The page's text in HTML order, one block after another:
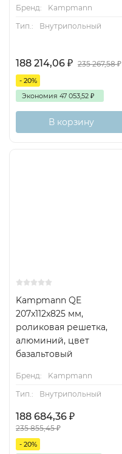
Бренд:
Kampmann
Тип.:
Внутрипольный
188 214,06 ₽ 235 267,58₽
- 20%
Экономия 47 053,52 ₽
В корзину
Kampmann QE
207x112x825 мм,
роликовая решетка,
алюминий, цвет
базальтовый
Бренд:
Kampmann
Тип.:
Внутрипольный
188 684,36 ₽
235 855,45₽
- 20%